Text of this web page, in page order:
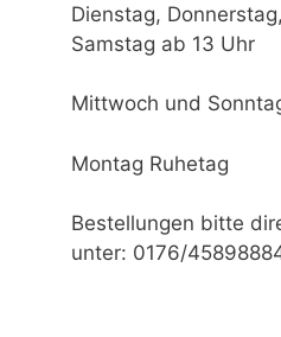
Dienstag,
Samstag ab 13 Uhr
Mittwoch und
Montag Ruhetag
Bestellungen bitte
unter: 0176/